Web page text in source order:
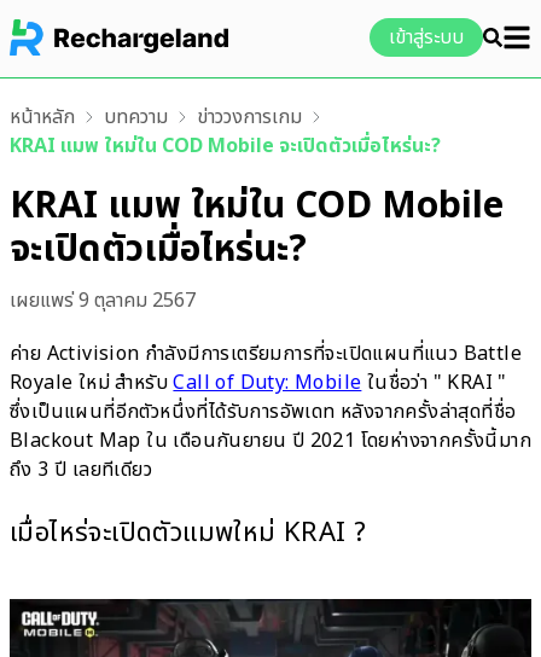
เข้าสู่ระบบ
หน้าหลัก บทความ
ข่าววงการเกม
KRAI แมพ ใหม่ใน COD Mobile จะเปิดตัวเมื่อไหร่นะ?
KRAI แมพ ใหม่ใน COD Mobile
จะเปิดตัวเมื่อไหร่นะ?
เผยแพร่9 ตุลาคม 2567
ค่าย Activision กำลังมีการเตรียมการที่จะเปิดแผนที่แนว Battle
Royale ใหม่ สำหรับCall of Duty: Mobileในชื่อว่า " KRAI "
ซึ่งเป็นแผนที่อีกตัวหนึ่งที่ได้รับการอัพเดท หลังจากครั้งล่าสุดที่ชื่อ
Blackout Map ใน เดือนกันยายน ปี 2021 โดยห่างจากครั้งนี้มาก
ถึง 3 ปี เลยทีเดียว
เมื่อไหร่จะเปิดตัวแมพใหม่ KRAI ?